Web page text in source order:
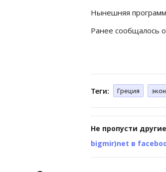
Нынешняя
Ранее сообщалось
Теги: Греция
Не пропусти
bigmir)net в